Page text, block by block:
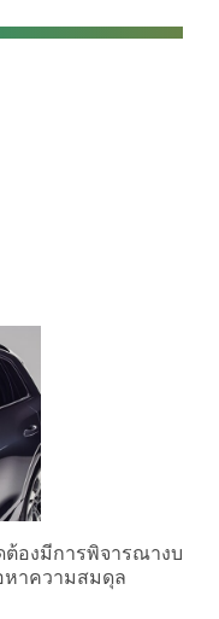
องมีการพิจารณางบ
าความสมดุล